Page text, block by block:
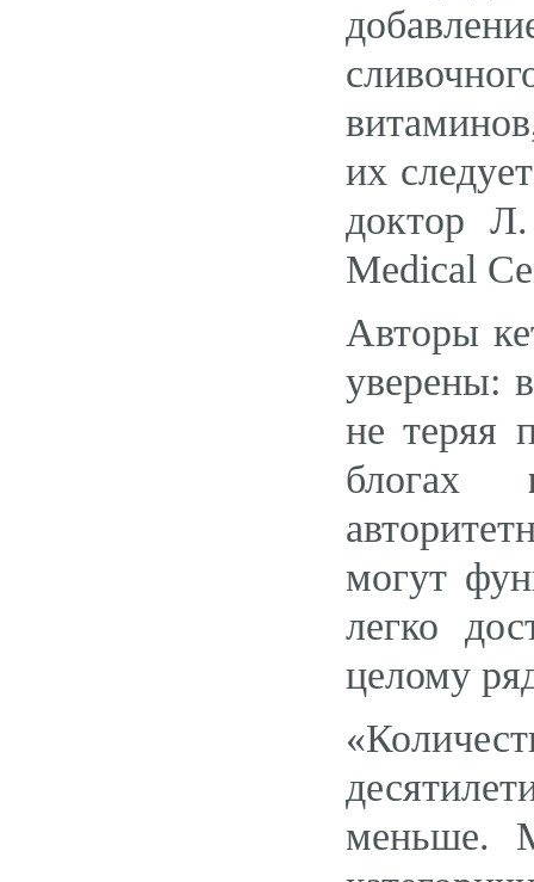
их
доктор
Medical
Авторы
уверены:
не теряя
блогах
могут
легко
целому
меньше.